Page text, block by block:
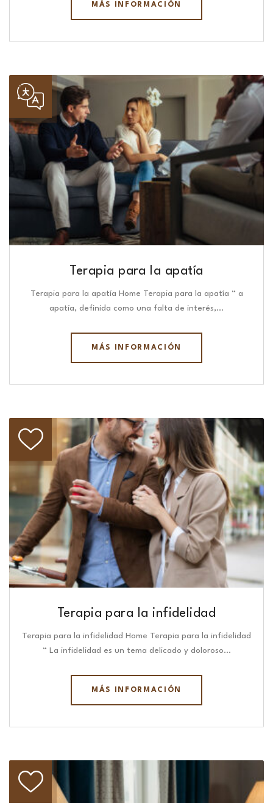
MÁS INFORMACIÓN
Terapia para la apatía
Terapia para la apatía Home Terapia para la apatía “ a
apatía, definida como una falta de interés,…
MÁS INFORMACIÓN
Terapia para la infidelidad
Terapia para la infidelidad Home Terapia para la infidelidad
“ La infidelidad es un tema delicado y doloroso…
MÁS INFORMACIÓN